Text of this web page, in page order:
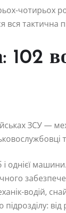
чотирьох
вся тактична
102
ЗСУ —
і однієї
водій,
від